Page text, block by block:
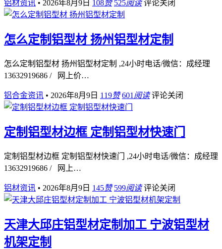
铝材资讯 • 2026年8月9日 108赞 525阅读 评论关闭
怎么定制铝型材 扬州铝型材定制
怎么定制铝型材 扬州铝型材定制 ,24小时电话/微信：成经理
13632919686 / 网上价…
铝合金资讯 • 2026年8月9日 119赞 601 阅读 评论关闭
定制铝型材边框 定制铝型材快速门
定制铝型材边框 定制铝型材快速门 ,24小时电话/微信：成经理
13632919686 / 网上…
铝材资讯 • 2026年8月9日 145赞 599阅读 评论关闭
天津大邱庄铝型材定制加工 宁波铝型材
机架定制